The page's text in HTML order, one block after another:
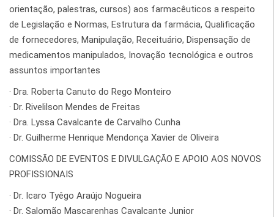
orientação, palestras, cursos) aos farmacêuticos a respeito
de Legislação e Normas, Estrutura da farmácia, Qualificação
de fornecedores, Manipulação, Receituário, Dispensação de
medicamentos manipulados, Inovação tecnológica e outros
assuntos importantes
· Dra. Roberta Canuto do Rego Monteiro
· Dr. Rivelilson Mendes de Freitas
· Dra. Lyssa Cavalcante de Carvalho Cunha
· Dr. Guilherme Henrique Mendonça Xavier de Oliveira
COMISSÃO DE EVENTOS E DIVULGAÇÃO E APOIO AOS NOVOS
PROFISSIONAIS
· Dr. Icaro Tyêgo Araújo Nogueira
· Dr. Salomão Mascarenhas Cavalcante Junior